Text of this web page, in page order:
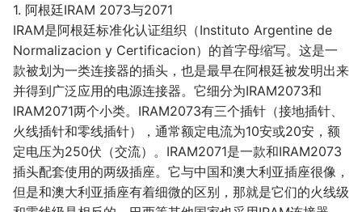
1. 阿根廷IRAM 2073与2071
IRAM是阿根廷标准化认证组织（Instituto Argentine de
Normalizacion y Certificacion）的首字母缩写。这是一
款被划为一类连接器的插头，也是最早在阿根廷被发明出来
并得到广泛应用的电源连接器。它细分为IRAM2073和
IRAM2071两个小类。IRAM2073有三个插针（接地插针、
火线插针和零线插针），通常额定电流为10安或20安，额
定电压为250伏（交流）。IRAM2071是一款和IRAM2073
插头配套使用的两级插座。它与中国和澳大利亚插座很像，
但是和澳大利亚插座有着细微的区别，那就是它们的火线级